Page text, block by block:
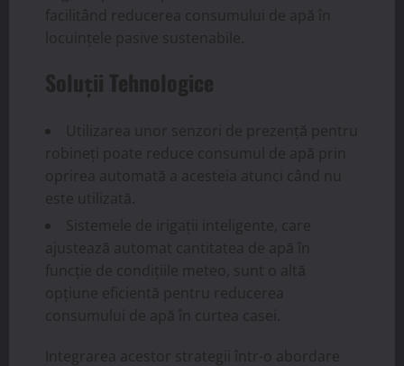
facilitând reducerea consumului de apă în
locuințele pasive sustenabile.
Soluții Tehnologice
Utilizarea unor senzori de prezență pentru
robineți poate reduce consumul de apă prin
oprirea automată a acesteia atunci când nu
este utilizată.
Sistemele de irigații inteligente, care
ajustează automat cantitatea de apă în
funcție de condițiile meteo, sunt o altă
opțiune eficientă pentru reducerea
consumului de apă în curtea casei.
Integrarea acestor strategii într-o abordare